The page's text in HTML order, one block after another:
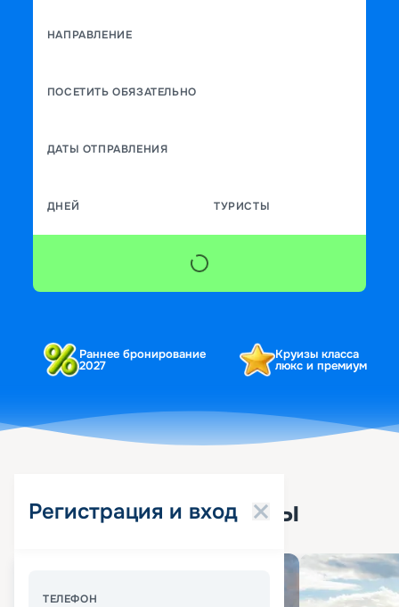
НАПРАВЛЕНИЕ
ПОСЕТИТЬ ОБЯЗАТЕЛЬНО
ДАТЫ ОТПРАВЛЕНИЯ
ДНЕЙ ТУРИСТЫ
Раннее бронирование
2027
Круизы класса
люкс и премиум
Регистрация и вход
ТЕЛЕФОН
Популярные круизы